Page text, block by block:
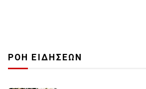
ΡΟΗ ΕΙΔΗΣΕΩΝ